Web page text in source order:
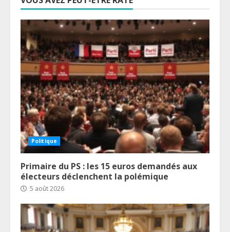
Politique
Primaire du PS : les 15 euros demandés aux
électeurs déclenchent la polémique
5 août 2026